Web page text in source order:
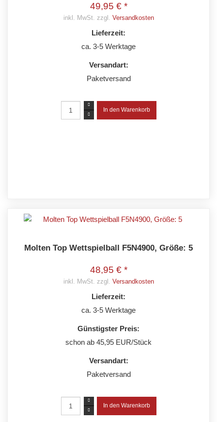
49,95 € *
inkl. MwSt. zzgl. Versandkosten
Lieferzeit:
ca. 3-5 Werktage
Versandart:
Paketversand
Molten Top Wettspielball F5N4900, Größe: 5
48,95 € *
inkl. MwSt. zzgl. Versandkosten
Lieferzeit:
ca. 3-5 Werktage
Günstigster Preis:
schon ab 45,95 EUR/Stück
Versandart:
Paketversand